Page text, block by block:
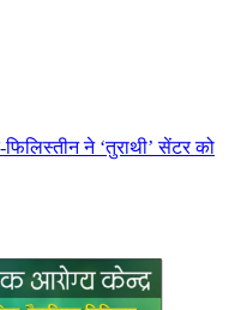
ने ‘तुराथी’ सेंटर को